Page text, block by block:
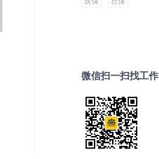
微信扫一扫找工作